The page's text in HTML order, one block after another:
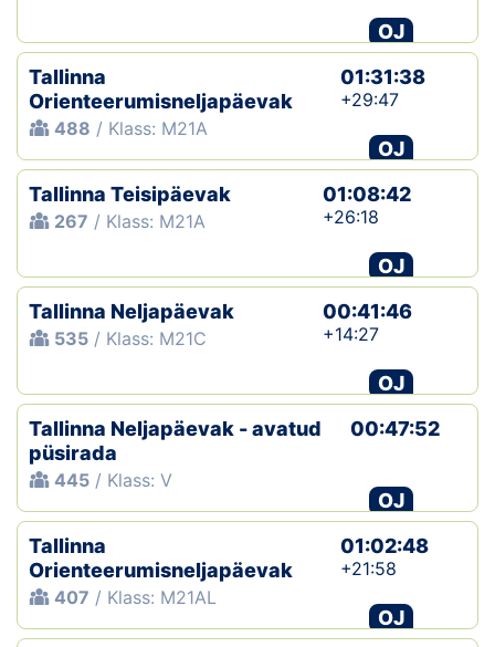
OJ
Tallinna
Orienteerumisneljapäevak
488 / Klass: M21A
01:31:38
+29:47
OJ
Tallinna Teisipäevak
267 / Klass: M21A
01:08:42
+26:18
OJ
Tallinna Neljapäevak
535 / Klass: M21C
00:41:46
+14:27
OJ
Tallinna Neljapäevak - avatud
püsirada
445 / Klass: V
00:47:52
OJ
Tallinna
Orienteerumisneljapäevak
407 / Klass: M21AL
01:02:48
+21:58
OJ